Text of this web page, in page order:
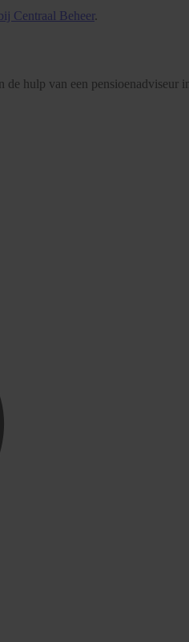
Centraal Beheer.
hulp van een pensioenadviseur